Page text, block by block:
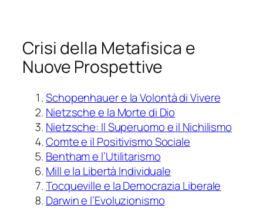
Crisi della Metafisica e
Nuove Prospettive
Schopenhauer e la Volontà di Vivere
Nietzsche e la Morte di Dio
Nietzsche: Il Superuomo e il Nichilismo
Comte e il Positivismo Sociale
Bentham e l’Utilitarismo
Mill e la Libertà Individuale
Tocqueville e la Democrazia Liberale
Darwin e l’Evoluzionismo